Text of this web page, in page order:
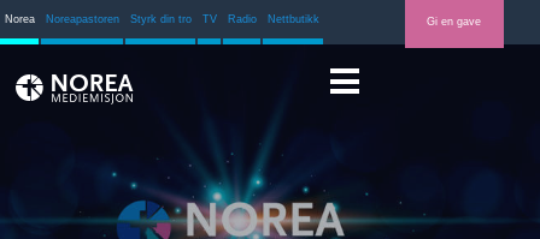
Norea Noreapastoren Styrk din tro TV Radio Nettbutikk Gi en gave